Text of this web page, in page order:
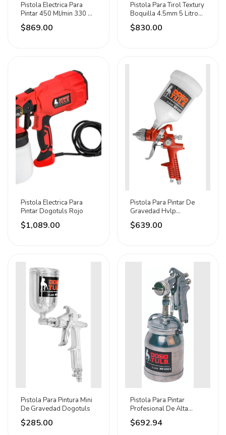
Pistola Electrica Para
Pintar 450 Ml/min 330 W
Santul Rojo
$869.00
Pistola Para Tirol Textury
Boquilla 4.5mm 5 Litros
Adir
$830.00
Pistola Electrica Para
Pintar Dogotuls Rojo
$1,089.00
Pistola Para Pintar De
Gravedad Hvlp
Dogotuls
$639.00
Pistola Para Pintura Mini
De Gravedad Dogotuls
$285.00
Pistola Para Pintar
Profesional De Alta
Presion Dogotuls
$692.94